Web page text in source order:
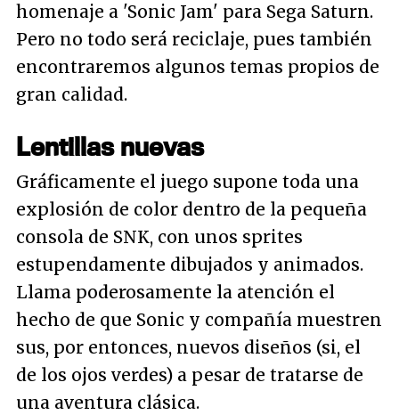
homenaje a 'Sonic Jam' para Sega Saturn.
Pero no todo será reciclaje, pues también
encontraremos algunos temas propios de
gran calidad.
Lentillas nuevas
Gráficamente el juego supone toda una
explosión de color dentro de la pequeña
consola de SNK, con unos sprites
estupendamente dibujados y animados.
Llama poderosamente la atención el
hecho de que Sonic y compañía muestren
sus, por entonces, nuevos diseños (si, el
de los ojos verdes) a pesar de tratarse de
una aventura clásica.